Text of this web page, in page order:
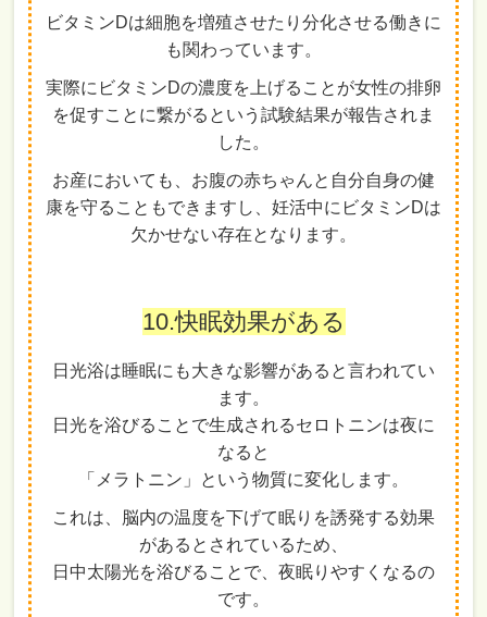
ビタミンDは細胞を増殖させたり分化させる働きに
も関わっています。
実際にビタミンDの濃度を上げることが女性の排卵
を促すことに繋がるという試験結果が報告されま
した。
お産においても、お腹の赤ちゃんと自分自身の健
康を守ることもできますし、妊活中にビタミンDは
欠かせない存在となります。
10.快眠効果がある
日光浴は睡眠にも大きな影響があると言われてい
ます。
日光を浴びることで生成されるセロトニンは夜に
なると
「メラトニン」という物質に変化します。
これは、脳内の温度を下げて眠りを誘発する効果
があるとされているため、
日中太陽光を浴びることで、夜眠りやすくなるの
です。